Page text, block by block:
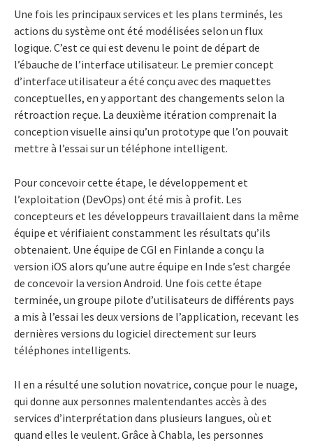
Une fois les principaux services et les plans terminés, les
actions du système ont été modélisées selon un flux
logique. C’est ce qui est devenu le point de départ de
l’ébauche de l’interface utilisateur. Le premier concept
d’interface utilisateur a été conçu avec des maquettes
conceptuelles, en y apportant des changements selon la
rétroaction reçue. La deuxième itération comprenait la
conception visuelle ainsi qu’un prototype que l’on pouvait
mettre à l’essai sur un téléphone intelligent.
Pour concevoir cette étape, le développement et
l’exploitation (DevOps) ont été mis à profit. Les
concepteurs et les développeurs travaillaient dans la même
équipe et vérifiaient constamment les résultats qu’ils
obtenaient. Une équipe de CGI en Finlande a conçu la
version iOS alors qu’une autre équipe en Inde s’est chargée
de concevoir la version Android. Une fois cette étape
terminée, un groupe pilote d’utilisateurs de différents pays
a mis à l’essai les deux versions de l’application, recevant les
dernières versions du logiciel directement sur leurs
téléphones intelligents.
Il en a résulté une solution novatrice, conçue pour le nuage,
qui donne aux personnes malentendantes accès à des
services d’interprétation dans plusieurs langues, où et
quand elles le veulent. Grâce à Chabla, les personnes